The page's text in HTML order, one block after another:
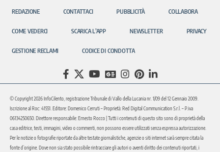
REDAZIONE CONTATTACI PUBBLICITÀ COLLABORA
COME VEDERCI SCARICA L’APP NEWSLETTER PRIVACY
GESTIONE RECLAMI CODICE DI CONDOTTA
© Copyright 2026 InfoCilento, registrazione Tribunale di Vallo della Lucania nr. 1/09 del 12 Gennaio 2009.
Iscrizione al Roc: 41551. Editore: Domenico Cerruti – Proprietà: Red Digital Communication S.r.l. – P.iva
06134250650. Direttore responsabile: Ernesto Rocco | Tutti i contenuti di questo sito sono di proprietà della
casa editrice, testi, immagini, video o commenti, non possono essere utilizzati senza espressa autorizzazione.
Per le notizie o fotografie riportate da altre testate giornalistiche, agenzie o siti internet sarà sempre citata la
fonte d’origine. Dove non sia stato possibile rintracciare gli autori o aventi diritto dei contenuti riportati, i